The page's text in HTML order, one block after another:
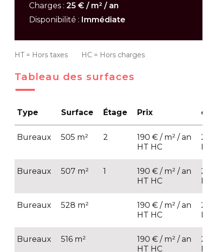
Charges : 25 € / m² / an
Disponibilité : Immédiate
HT = Hors taxes HC = Hors charges
Tableau des surfaces
Type Surface Étage Prix
Bureaux 505 m² 2
190 € / m² / an
HT HC
25
HT
Bureaux 507 m² 1
190 € / m² / an
HT HC
25
HT
Bureaux 528 m²
190 € / m² / an
HT HC
25
HT
Bureaux 516 m²
190 € / m² / an
HT HC
25
HT